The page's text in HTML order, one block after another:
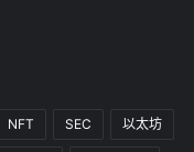
NFT SEC 以太坊